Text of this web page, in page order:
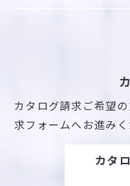
カタログ請求ご希望の
求フォームへお進みく
カタ